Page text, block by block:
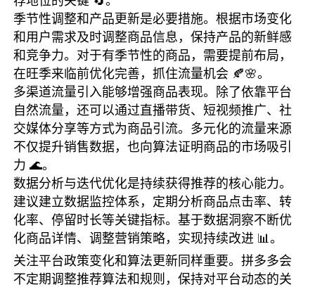
季节性调整和产品更新是必要措施。根据市场变化
和用户需求及时调整商品信息，保持产品的新鲜感
和竞争力。对于有季节性的商品，需要提前布局，
在旺季来临前优化完善，抓住流量机会 🍂🌸。
多渠道流量引入能够增强商品表现。除了依靠平台
自然流量，还可以通过直播带货、短视频推广、社
交媒体分享等方式为商品引流。多元化的流量来源
不仅提升销售数据，也向算法证明商品的市场吸引
力 🌊。
数据分析与迭代优化是持续获得推荐的核心能力。
建议建立数据监控体系，定期分析商品点击率、转
化率、停留时长等关键指标。基于数据洞察不断优
化商品详情、调整营销策略，实现持续改进 📊。
关注平台政策变化和算法更新同样重要。拼多多会
不定期调整推荐算法和规则，保持对平台动态的关